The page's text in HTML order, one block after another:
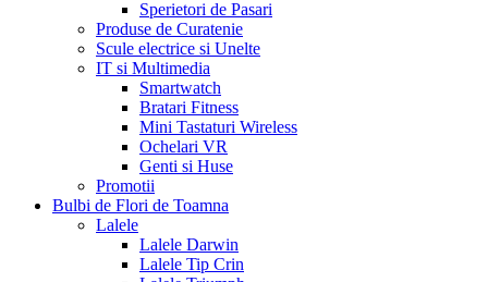
Sperietori de Pasari
Produse de Curatenie
Scule electrice si Unelte
IT si Multimedia
Smartwatch
Bratari Fitness
Mini Tastaturi Wireless
Ochelari VR
Genti si Huse
Promotii
Bulbi de Flori de Toamna
Lalele
Lalele Darwin
Lalele Tip Crin